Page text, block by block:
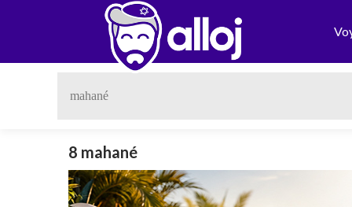
8 mahané
Previous